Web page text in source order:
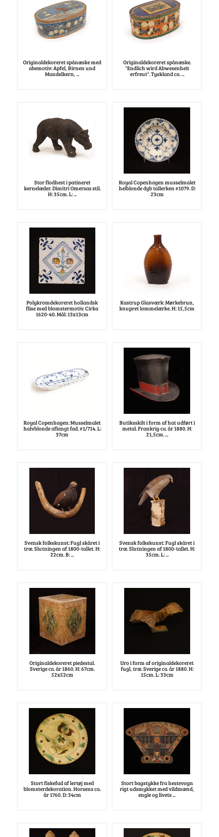
Originaldekoreret spånæske med
abemotiv: Apfel, Birnen und
Mandelkern, ...
Originaldekoreret spånæske.
"Endlich wird Abwesenheit
erfreut". Tyskland ca. ...
Stor flodhest i patineret
kernelæder. Dimitri Omersas stil.
H: 35cm. L: ...
Royal Copenhagen musselmalet
helblonde dyb tallerken #1079. D:
23cm
Polykromdekoreret hollandsk
flise med blomstermotiv. Cirka
1620-40. Mål: 13x13cm
Kastrup Glasværk: Mørkebrun,
knupret lommelærke. H: 15,5cm
Royal Copenhagen: Musselmalet
halvblonde aflangt fad. #1/714. L:
37cm
Butiksskilt i form af hat udført i
metal. Frankrig ca. år 1880. H:
21,5cm. ...
Svensk folkekunst: Fugl skåret i
træ. Slutningen af 1800-tallet. H:
22cm. B: ...
Svensk folkekunst: Fugl skåret i
træ. Slutningen af 1800-tallet. H:
35cm. L: ...
Originaldekoreret piedestal.
Sverige ca. år 1860. H: 67cm.
52x52cm
Uro i form af originaldekoreret
fugl, træ. Sverige ca. år 1880. H:
15cm. L: 33cm
Stort fiskefad af lertøj med
blomsterdekoration. Horsens ca.
år 1760. D: 34cm
Stort bagstykke fra hestevogn
rigt udsmykket med vildmænd,
engle og livets ...